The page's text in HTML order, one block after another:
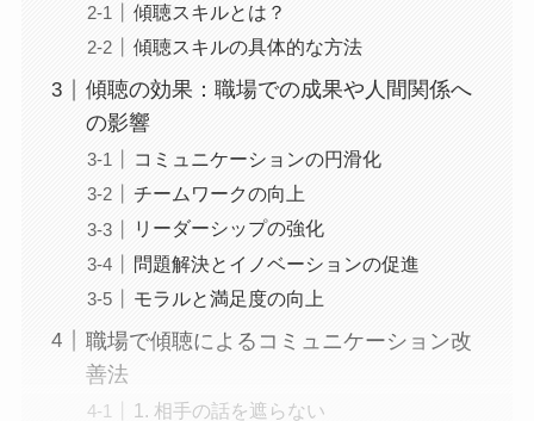
傾聴スキルとは？
傾聴スキルの具体的な方法
傾聴の効果：職場での成果や人間関係へ
の影響
コミュニケーションの円滑化
チームワークの向上
リーダーシップの強化
問題解決とイノベーションの促進
モラルと満足度の向上
職場で傾聴によるコミュニケーション改
善法
1. 相手の話を遮らない